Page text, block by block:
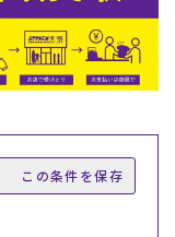
この条件を保存